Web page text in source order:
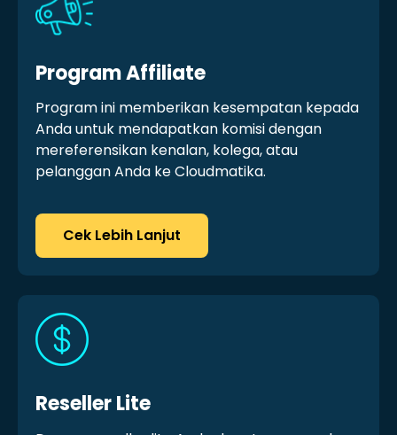
Program Affiliate
Program ini memberikan kesempatan kepada
Anda untuk mendapatkan komisi dengan
mereferensikan kenalan, kolega, atau
pelanggan Anda ke Cloudmatika.
Cek Lebih Lanjut
Reseller Lite